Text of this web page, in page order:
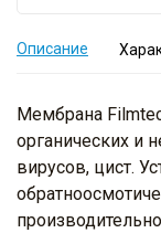
Описание
Мембрана
органических и
вирусов, цист.